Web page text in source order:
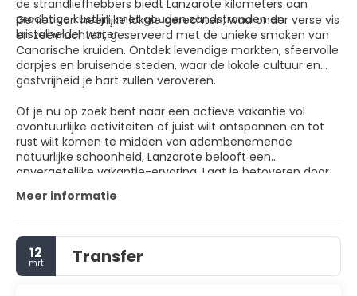
de strandliefhebbers biedt Lanzarote kilometers aan
prachtige kustlijn, met gouden zandstranden en
kristalhelder water.
Geniet van heerlijke lokale gerechten, waaronder verse vis
en zeevruchten, geserveerd met de unieke smaken van
Canarische kruiden. Ontdek levendige markten, sfeervolle
dorpjes en bruisende steden, waar de lokale cultuur en
gastvrijheid je hart zullen veroveren.
Of je nu op zoek bent naar een actieve vakantie vol
avontuurlijke activiteiten of juist wilt ontspannen en tot
rust wilt komen te midden van adembenemende
natuurlijke schoonheid, Lanzarote belooft een
onvergetelijke vakantie-ervaring. Laat je betoveren door
de magie van dit eiland en creëer herinneringen die een
leven lang meegaan. Welkom op Lanzarote, waar elke
hoek een nieuw avontuur in petto heeft.
Meer informatie
12
mrt Transfer